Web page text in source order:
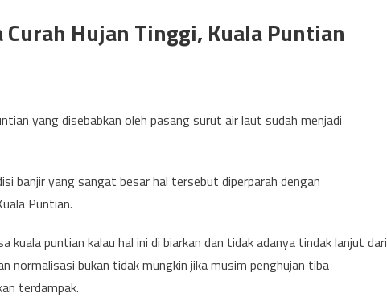
Hujan Tinggi, Kuala Puntian
yang disebabkan oleh pasang surut air laut sudah menjadi
banjir yang sangat besar hal tersebut diperparah dengan
Puntian.
kuala puntian kalau hal ini di biarkan dan tidak adanya tindak lanjut dari
normalisasi bukan tidak mungkin jika musim penghujan tiba
terdampak.